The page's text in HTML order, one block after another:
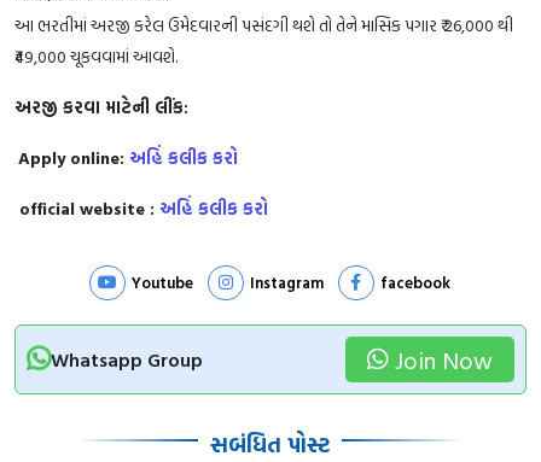
આ ભરતીમાં અરજી કરેલ ઉમેદવારની પસંદગી થશે તો તેને માસિક પગાર ₹ 26,000 થી
₹49,000 ચૂકવવામાં આવશે.
અરજી કરવા માટેની લીંક:
Apply online: અહિં કલીક કરો
official website : અહિં કલીક કરો
Youtube Instagram facebook
Whatsapp Group Join Now
સબંધિત પોસ્ટ